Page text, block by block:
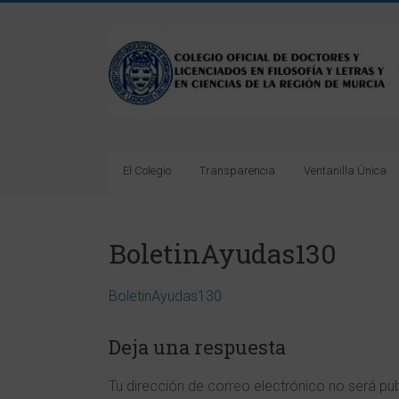
Colegio
Oficial
Doctores
en
Filosofía
y
Letras
El Colegio Transparencia Ventanilla Única
BoletinAyudas130
BoletinAyudas130
Deja una respuesta
Tu dirección de correo electrónico no será